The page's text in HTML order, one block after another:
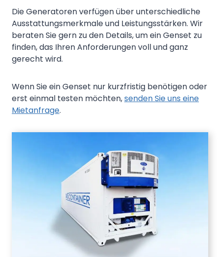
Die Generatoren verfügen über unterschiedliche
Ausstattungsmerkmale und Leistungsstärken. Wir
beraten Sie gern zu den Details, um ein Genset zu
finden, das Ihren Anforderungen voll und ganz
gerecht wird.
Wenn Sie ein Genset nur kurzfristig benötigen oder
erst einmal testen möchten,senden Sie uns eine
Mietanfrage.